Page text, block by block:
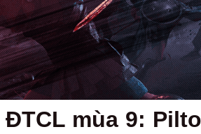
ĐTCL mùa 9: